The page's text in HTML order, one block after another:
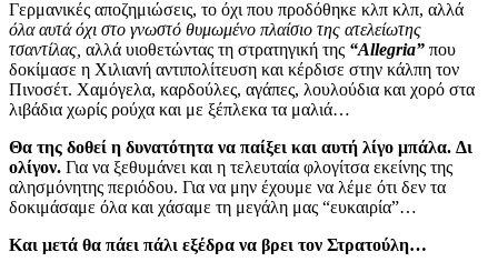
Γερμανικές αποζημιώσεις, το όχι που προδόθηκε κλπ κλπ, αλλά
όλα αυτά όχι στο γνωστό θυμωμένο πλαίσιο της ατελείωτης
τσαντίλας, αλλά υιοθετώντας τη στρατηγική της “Allegria” που
δοκίμασε η Χιλιανή αντιπολίτευση και κέρδισε στην κάλπη τον
Πινοσέτ. Χαμόγελα, καρδούλες, αγάπες, λουλούδια και χορό στα
λιβάδια χωρίς ρούχα και με ξέπλεκα τα μαλιά…
Θα της δοθεί η δυνατότητα να παίξει και αυτή λίγο μπάλα. Δι
ολίγον. Για να ξεθυμάνει και η τελευταία φλογίτσα εκείνης της
αλησμόνητης περιόδου. Για να μην έχουμε να λέμε ότι δεν τα
δοκιμάσαμε όλα και χάσαμε τη μεγάλη μας “ευκαιρία”…
Και μετά θα πάει πάλι εξέδρα να βρει τον Στρατούλη…